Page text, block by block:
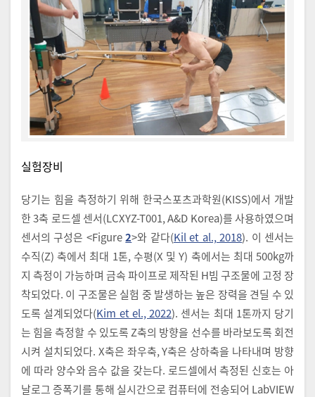
실험장비
당기는 힘을 측정하기 위해 한국스포츠과학원(KISS)에서 개발
한 3축 로드셀 센서(LCXYZ-T001, A&D Korea)를 사용하였으며
센서의 구성은 <Figure2>와 같다(Kil et al., 2018). 이 센서는
수직(Z) 축에서 최대 1톤, 수평(X 및 Y) 축에서는 최대 500kg까
지 측정이 가능하며 금속 파이프로 제작된 H빔 구조물에 고정 장
착되었다. 이 구조물은 실험 중 발생하는 높은 장력을 견딜 수 있
도록 설계되었다(Kim et el., 2022). 센서는 최대 1톤까지 당기
는 힘을 측정할 수 있도록 Z축의 방향을 선수를 바라보도록 회전
시켜 설치되었다. X축은 좌우축, Y축은 상하축을 나타내며 방향
에 따라 양수와 음수 값을 갖는다. 로드셀에서 측정된 신호는 아
날로그 증폭기를 통해 실시간으로 컴퓨터에 전송되어 LabVIEW